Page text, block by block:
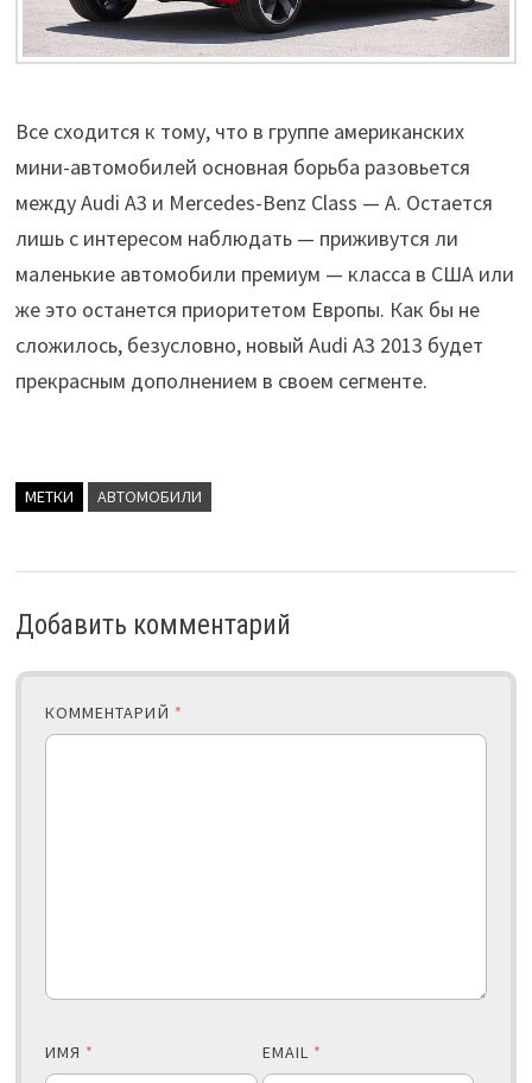
Все сходится к тому, что в группе американских
мини-автомобилей основная борьба разовьется
между Audi A3 и Mercedes-Benz Class — A. Остается
лишь с интересом наблюдать — приживутся ли
маленькие автомобили премиум — класса в США или
же это останется приоритетом Европы. Как бы не
сложилось, безусловно, новый Audi A3 2013 будет
прекрасным дополнением в своем сегменте.
МЕТКИ АВТОМОБИЛИ
Добавить комментарий
КОММЕНТАРИЙ *
ИМЯ * EMAIL *